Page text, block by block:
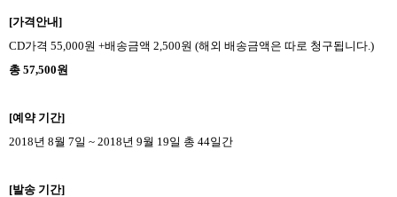
[가격안내]
CD가격 55,000원 +배송금액 2,500원 (해외 배송금액은 따로 청구됩니다 .)
총 57,500원
[예약 기간]
2018년 8월 7일 ~ 2018년 9월 19일 총 44일간
[발송 기간]